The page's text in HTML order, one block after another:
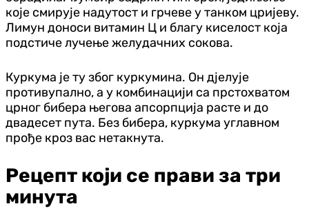
које смирује надутост и грчеве у танком цријеву.
Лимун доноси витамин Ц и благу киселост која
подстиче лучење желудачних сокова.
Куркума је ту због куркумина. Он дјелује
противупално, а у комбинацији са прстохватом
црног бибера његова апсорпција расте и до
двадесет пута. Без бибера, куркума углавном
прође кроз вас нетакнута.
Рецепт који се прави за три
минута